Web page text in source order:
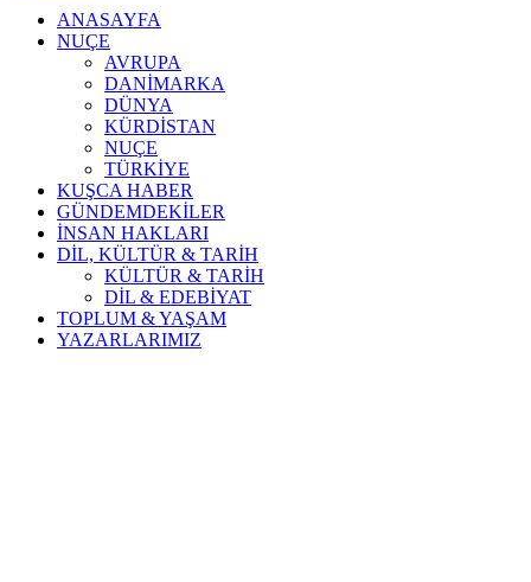
ANASAYFA
NUÇE
AVRUPA
DANİMARKA
DÜNYA
KÜRDİSTAN
NUÇE
TÜRKİYE
KUŞCA HABER
GÜNDEMDEKİLER
İNSAN HAKLARI
DİL, KÜLTÜR & TARİH
KÜLTÜR & TARİH
DİL & EDEBİYAT
TOPLUM & YAŞAM
YAZARLARIMIZ